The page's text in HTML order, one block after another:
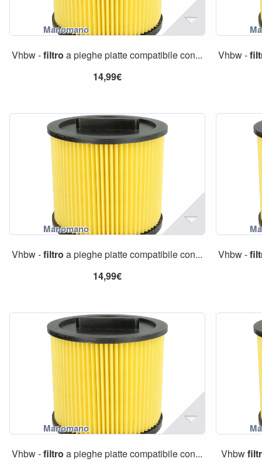
Vhbw -filtro a pieghe piatte compatibile con...
14,99€
Vhbw -
Vhbw -filtro a pieghe piatte compatibile con...
14,99€
Vhbw -
Vhbw -filtro a pieghe piatte compatibile con...
Vhbw